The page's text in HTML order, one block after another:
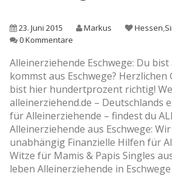
23. Juni 2015 Markus Hessen,
0 Kommentare
Alleinerziehende Eschwege: Du
kommst aus Eschwege? Herzlichen
bist hier hundertprozent richtig!
alleinerziehend.de – Deutschlands
für Alleinerziehende – findest du
Alleinerziehende aus Eschwege:
unabhängig Finanzielle Hilfen für
Witze für Mamis & Papis Singles
leben Alleinerziehende in